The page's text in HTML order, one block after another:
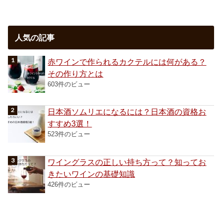
人気の記事
赤ワインで作られるカクテルには何がある？
その作り方とは
603件のビュー
日本酒ソムリエになるには？日本酒の資格お
すすめ3選！
523件のビュー
ワイングラスの正しい持ち方って？知ってお
きたいワインの基礎知識
426件のビュー